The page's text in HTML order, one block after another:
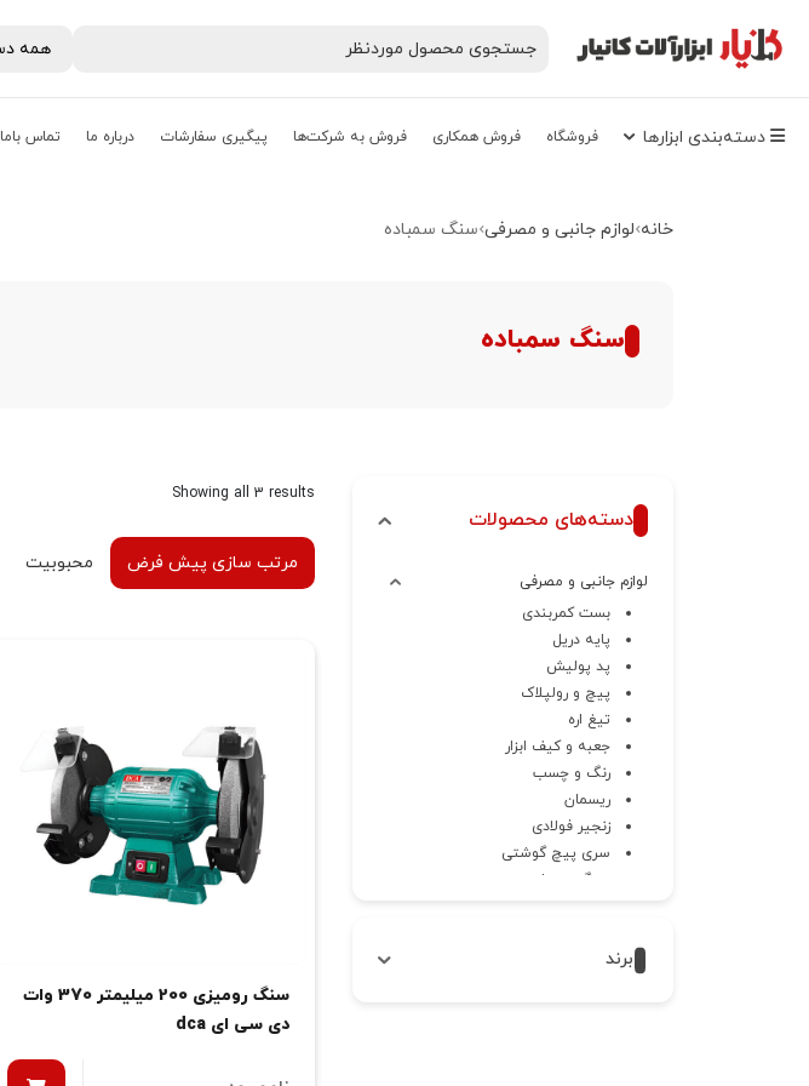
دسته‌‌بندی‌ ابزارها فروشگاه فروش همکاری فروش به شرکت‌ها پیگیری سفارشات درباره ما تماس باما
خانه لوازم جانبی و مصرفی سنگ سمباده
سنگ سمباده
Showing all 3 results
مرتب سازی پیش فرض محبوبیت
سنگ رومیزی 200 میلیمتر 370 وات
دی سی ای dca
دسته‌های محصولات
لوازم جانبی و مصرفی
بست کمربندی
پایه دریل
پد پولیش
پیچ و رولپلاک
تیغ اره
جعبه و کیف ابزار
رنگ و چسب
ریسمان
زنجیر فولادی
سری پیچ گوشتی
سنگ سمباده
شارژربرند